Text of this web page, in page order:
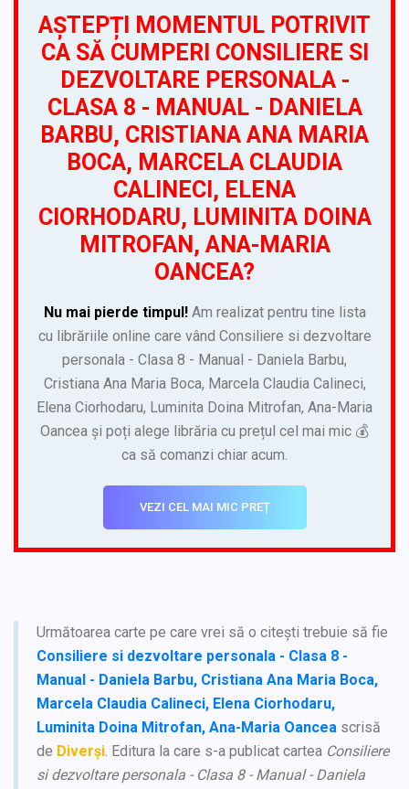
AȘTEPȚI MOMENTUL POTRIVIT
CA SĂ CUMPERI CONSILIERE SI
DEZVOLTARE PERSONALA -
CLASA 8 - MANUAL - DANIELA
BARBU, CRISTIANA ANA MARIA
BOCA, MARCELA CLAUDIA
CALINECI, ELENA
CIORHODARU, LUMINITA DOINA
MITROFAN, ANA-MARIA
OANCEA?
Nu mai pierde timpul!Am realizat pentru tine lista
cu librăriile online care vând Consiliere si dezvoltare
personala - Clasa 8 - Manual - Daniela Barbu,
Cristiana Ana Maria Boca, Marcela Claudia Calineci,
Elena Ciorhodaru, Luminita Doina Mitrofan, Ana-Maria
Oancea și poți alege librăria cu prețul cel mai mic 💰
ca să comanzi chiar acum.
VEZI CEL MAI MIC PREȚ
Următoarea carte pe care vrei să o citești trebuie să fie
Consiliere si dezvoltare personala - Clasa 8 -
Manual - Daniela Barbu, Cristiana Ana Maria Boca,
Marcela Claudia Calineci, Elena Ciorhodaru,
Luminita Doina Mitrofan, Ana-Maria Oancea scrisă
de Diverși. Editura la care s-a publicat cartea Consiliere
si dezvoltare personala - Clasa 8 - Manual - Daniela